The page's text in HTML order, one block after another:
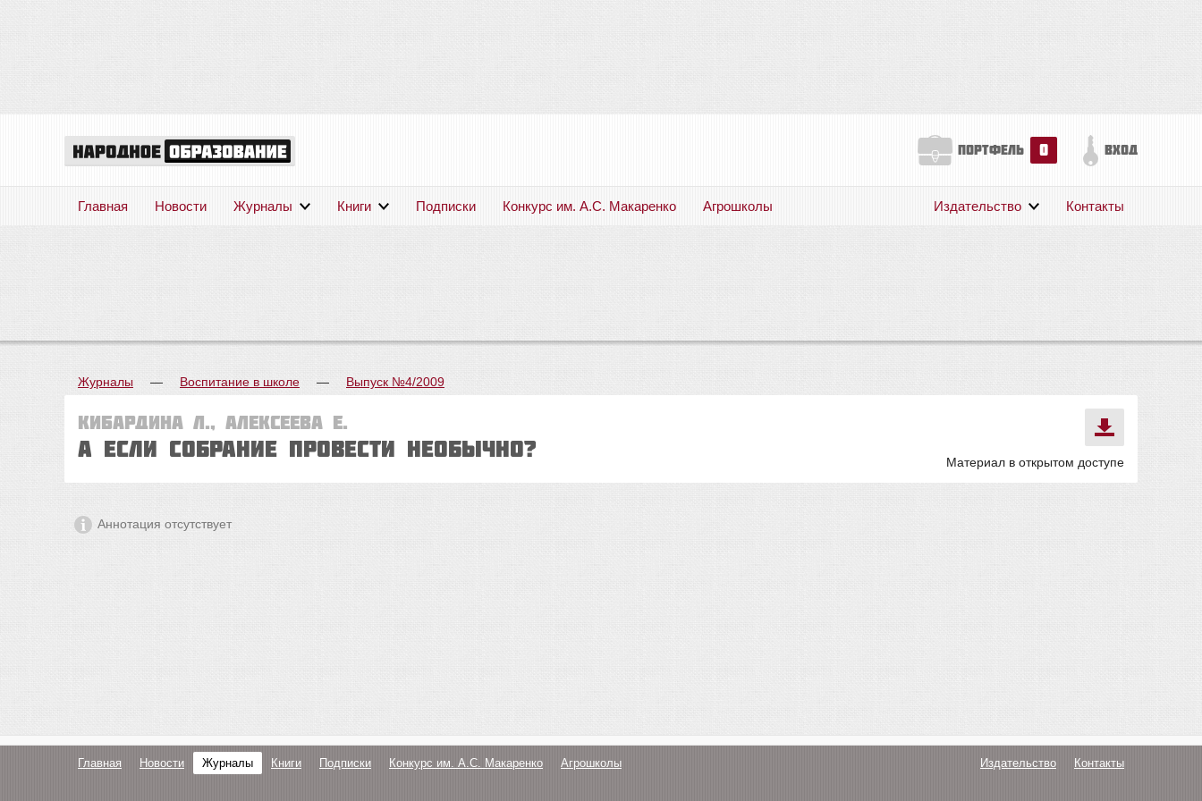
портфель 0 вход
Главная Новости Журналы Книги Подписки Конкурс им. А.С. Макаренко Агрошколы Издательство Контакты
Журналы — Воспитание в школе — Выпуск №4/2009
Кибардина Л., Алексеева Е.
А если собрание провести необычно?
Материал в открытом доступе
Аннотация отсутствует
Главная Новости Журналы Книги Подписки Конкурс им. А.С. Макаренко Агрошколы Издательство Контакты